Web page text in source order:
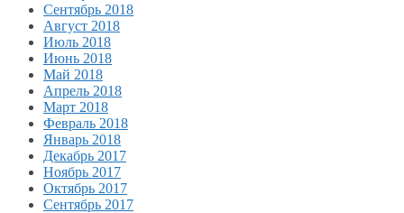
Сентябрь 2018
Август 2018
Июль 2018
Июнь 2018
Май 2018
Апрель 2018
Март 2018
Февраль 2018
Январь 2018
Декабрь 2017
Ноябрь 2017
Октябрь 2017
Сентябрь 2017